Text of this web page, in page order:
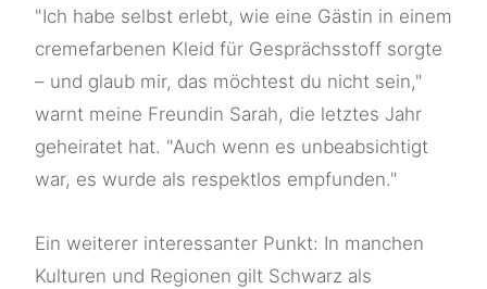
"Ich habe selbst erlebt, wie eine Gästin in einem
cremefarbenen Kleid für Gesprächsstoff sorgte
– und glaub mir, das möchtest du nicht sein,"
warnt meine Freundin Sarah, die letztes Jahr
geheiratet hat. "Auch wenn es unbeabsichtigt
war, es wurde als respektlos empfunden."
Ein weiterer interessanter Punkt: In manchen
Kulturen und Regionen gilt Schwarz als